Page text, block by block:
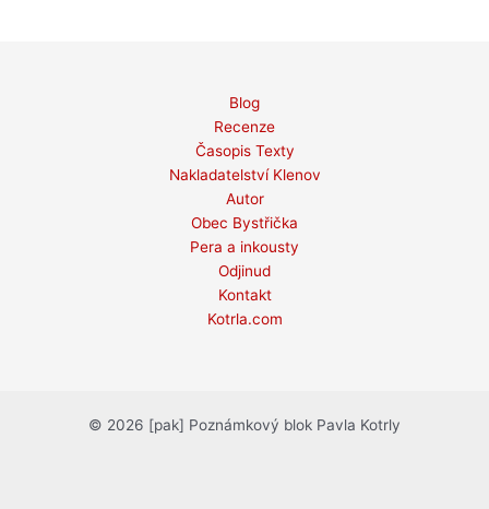
Blog
Recenze
Časopis Texty
Nakladatelství Klenov
Autor
Obec Bystřička
Pera a inkousty
Odjinud
Kontakt
Kotrla.com
© 2026 [pak] Poznámkový blok Pavla Kotrly